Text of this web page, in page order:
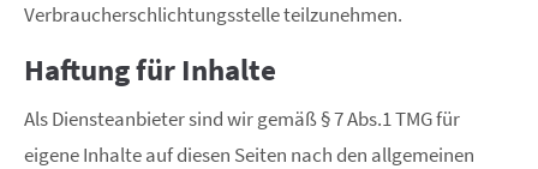
Verbraucherschlichtungsstelle teilzunehmen.
Haftung für Inhalte
Als Diensteanbieter sind wir gemäß § 7 Abs.1 TMG für
eigene Inhalte auf diesen Seiten nach den allgemeinen